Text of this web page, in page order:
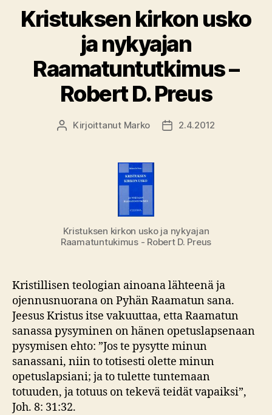
Kristuksen kirkon usko
ja nykyajan
Raamatuntutkimus –
Robert D. Preus
Kirjoittaja
Kirjoittanut Marko Julkaisupäivämäärä
2.4.2012
Kristuksen kirkon usko ja nykyajan
Raamatuntukimus - Robert D. Preus
Kristillisen teologian ainoana lähteenä ja
ojennusnuorana on Pyhän Raamatun sana.
Jeesus Kristus itse vakuuttaa, etta Raamatun
sanassa pysyminen on hänen opetuslapsenaan
pysymisen ehto: ”Jos te pysytte minun
sanassani, niin to totisesti olette minun
opetuslapsiani; ja to tulette tuntemaan
totuuden, ja totuus on tekevä teidät vapaiksi”,
Joh. 8: 31:32.